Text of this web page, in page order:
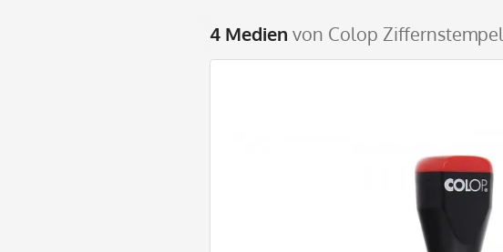
4 Medien von Colop